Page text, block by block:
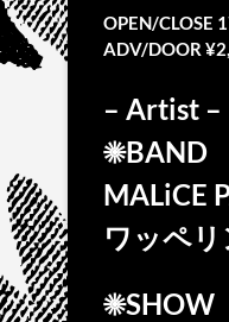
OPEN/CLOSE
ADV/DOOR
– Artist –
☀BAND
MALiCE
ワッペリ
☀SHOW